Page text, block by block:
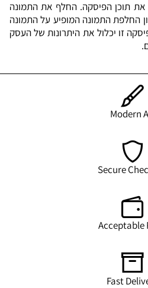
את תוכן הפיסקה. החלף את התמונה
החלפת התמונה המופיע על התמונה
זו יכלול את היתרונות של העסק
Modern
Secure
Acceptable
Fast